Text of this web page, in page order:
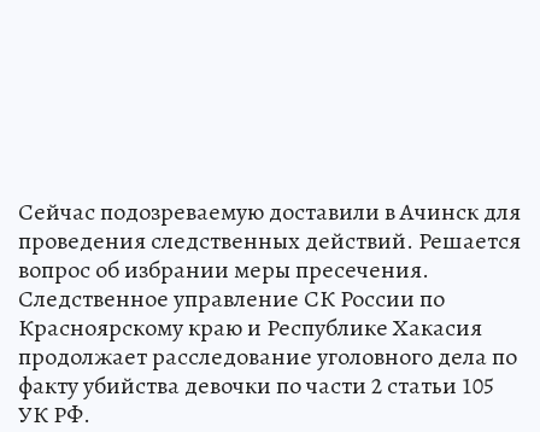
Сейчас подозреваемую доставили в Ачинск для
проведения следственных действий. Решается
вопрос об избрании меры пресечения.
Следственное управление СК России по
Красноярскому краю и Республике Хакасия
продолжает расследование уголовного дела по
факту убийства девочки по части 2 статьи 105
УК РФ.